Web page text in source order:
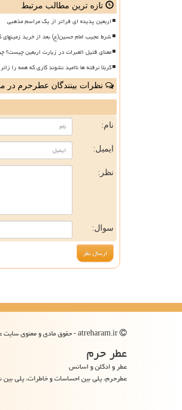
تازه ترین مطالب مرتبط
اربعین پدیده ای فراتر از یک مراسم مذهبی
شرط عجیب امام حسین(ع) بعد از خرید زمینهای
معنای قتیل العبرات در زیارت اربعین
کربلا نرفته ها ناامید نشوند کاری که همه را
نظرات بینندگان عطرحرم در
نام:
ایمیل:
نظر:
سوال:
عطر حرم
عطر و ادکلن و اسانس
عطرحرم، پلی بین احساسات و خاطرات، پلی بین